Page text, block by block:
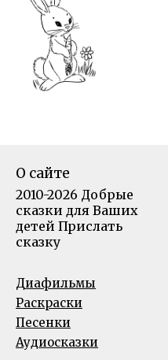
О сайте
2010-2026 Добрые
сказки для Ваших
детей Прислать
сказку
Диафильмы
Раскраски
Песенки
Аудиосказки